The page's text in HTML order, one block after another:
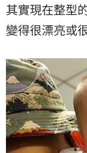
其實現在整型
變得很漂亮或